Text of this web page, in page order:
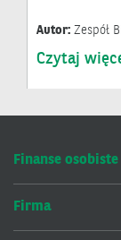
Autor: Zespół
Czytaj
Finanse osobiste
Firma